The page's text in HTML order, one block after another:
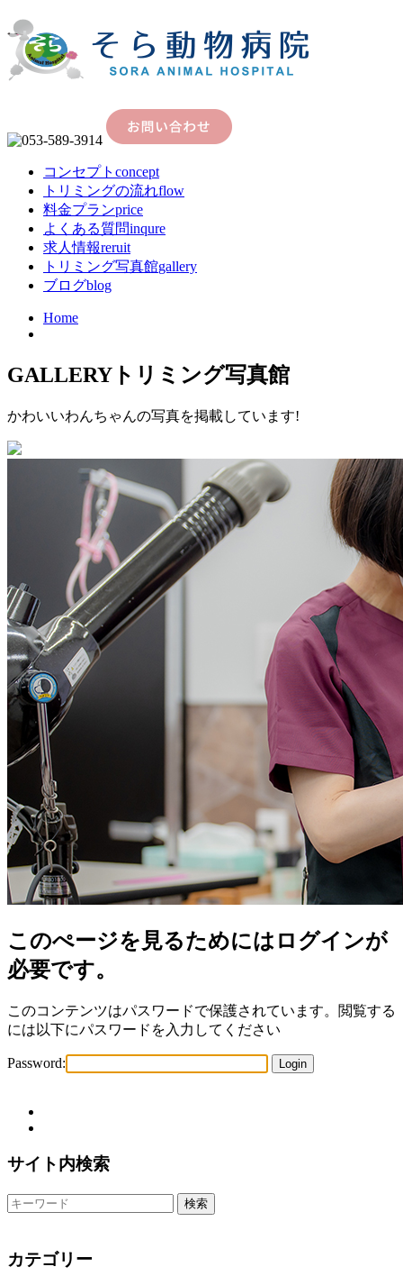
コンセプト concept
トリミングの流れflow
料金プランprice
よくある質問inqure
求人情報reruit
トリミング写真館gallery
ブログblog
Home
GALLERY トリミング写真館
かわいいわんちゃんの写真を掲載しています!
このぺージを見るためにはログインが
必要です。
このコンテンツはパスワードで保護されています。閲覧する
には以下にパスワードを入力してください
Password:
サイト内検索
カテゴリー